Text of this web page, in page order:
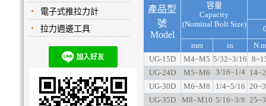
電子式推拉力計
拉力週邊工具
產品型
號
Model
容量
Capacity
(Nominal Bolt Size)
mm
in
N.m
UG-15D
M4~M5 5/32~3/16
UG-24D
M5~M6 3/16~1/4
UG-30D
M6~M8 1/4~5/16
UG-35D
M8~M10 5/16~3/8